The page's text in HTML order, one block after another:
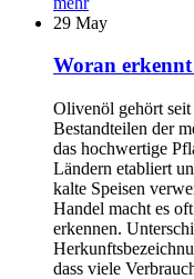
29 May
Woran
Olivenöl gehört
Bestandteilen der
das hochwertige
Ländern etabliert
kalte Speisen
Handel macht es
erkennen.
dass viele